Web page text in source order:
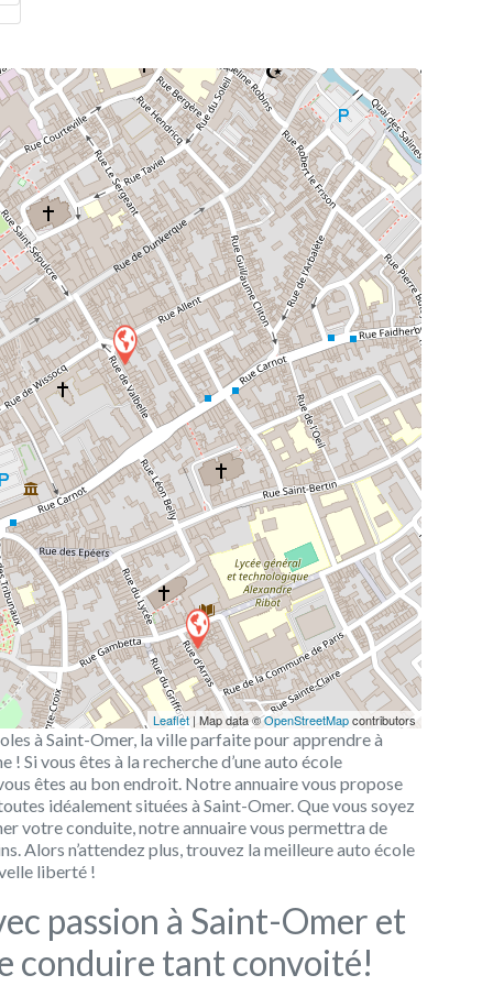
Leaflet | Map data ©OpenStreetMapcontributors
à Saint-Omer, la ville parfaite pour apprendre à
Si vous êtes à la recherche d’une auto école
êtes au bon endroit. Notre annuaire vous propose
idéalement situées à Saint-Omer. Que vous soyez
votre conduite, notre annuaire vous permettra de
Alors n’attendez plus, trouvez la meilleure auto école
liberté !
passion à Saint-Omer et
conduire tant convoité!